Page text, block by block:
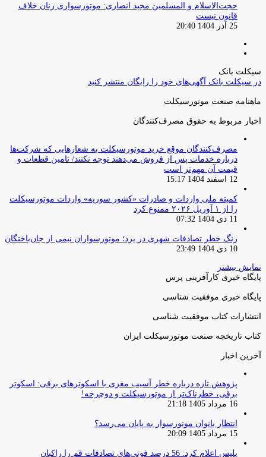
حجت‌الاسلام و المسلمین مجید انصاری: موتورسواری زنان خلاف
قانون نیست
25 آذر 1404 20:40
سیکلت بانک
در سیکلت بانک آگهی‌های خود را رایگان منتشر کنید
ماهنامه صنعت موتورسیکلت
اخبار مربوط به حقوق مصرف‌کنندگان
مصرف‌کنندگان موقع خرید موتورسیکلت به شعارهایی که شرکت‌ها
درباره خدمات پس از فروش می‌دهند توجه نکنند/ تامین قطعات و
قیمت آن مهم‌تر است
12 اسفند 1404 15:17
کمیته ملی واردات و صادرات «کشور سوریه» واردات موتورسیکلت
را از ۱ آوریل ۲۰۲۶ ممنوع کرد
11 دی 1404 07:32
زنگ خطر تصادفات شهری در یزد؛ موتورسواران نیمی از جان‌باختگان
10 دی 1404 23:49
نمایش بیشتر
پایگاه خبری کارآفرینی پرس
پایگاه خبری موفقیت شناسی
انتشارات کتاب موفقیت شناسی
کتاب تاریخچه صنعت موتورسیکلت ایران
آخرین اخبار
پژوهش تازه درباره خطر آسیب مغزی با اسکوترهای برقی: اسکوتر
برقی، خطرناک‌تر از موتورسیکلت و دوچرخه!
16 مرداد 1405 21:18
انتظار بانوان موتورسوار به پایان می‌رسد؟
15 مرداد 1405 20:09
پلیس اعلام کرد: 56 درصد فوتی‌های تصادفات قم را راکبان